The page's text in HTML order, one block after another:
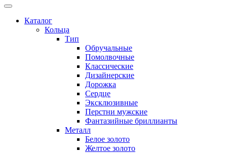
Каталог
Кольца
Тип
Обручальные
Помолвочные
Классические
Дизайнерские
Дорожка
Сердце
Эксклюзивные
Перстни мужские
Фантазийные бриллианты
Металл
Белое золото
Желтое золото